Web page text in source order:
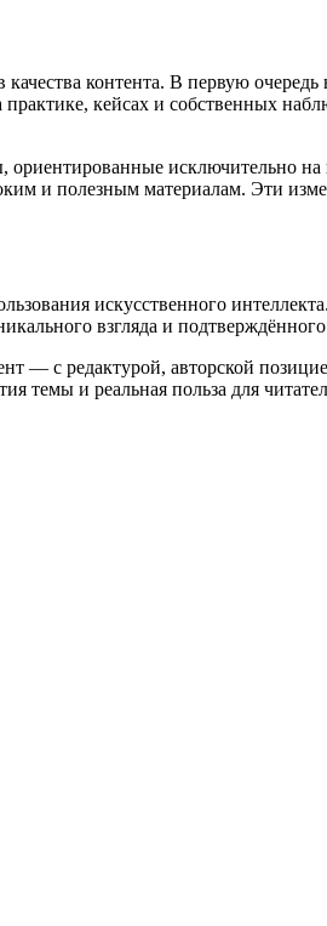
контента. В первую
кейсах и собственных
исключительно
и полезным материалам. Эти
искусственного
взгляда и
— с редактурой, авторской
темы и реальная польза для